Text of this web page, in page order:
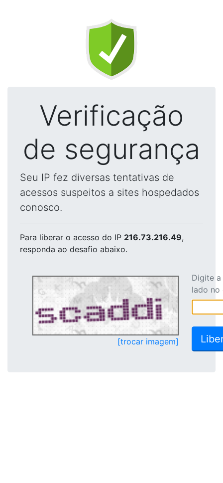
Verificação
de segurança
Seu IP fez diversas tentativas de
acessos suspeitos a sites hospedados
conosco.
Para liberar o acesso do IP 216.73.216.49,
responda ao desafio abaixo.
[trocar imagem]
Digite
lado no